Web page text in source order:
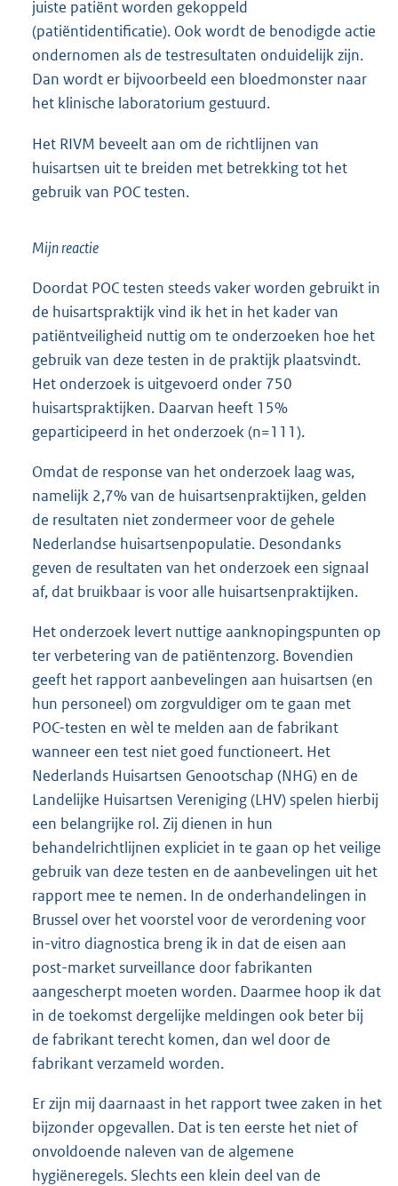
juiste patiënt worden gekoppeld
(patiëntidentificatie). Ook wordt de benodigde actie
ondernomen als de testresultaten onduidelijk zijn.
Dan wordt er bijvoorbeeld een bloedmonster naar
het klinische laboratorium gestuurd.
Het RIVM beveelt aan om de richtlijnen van
huisartsen uit te breiden met betrekking tot het
gebruik van POC testen.
Mijn reactie
Doordat POC testen steeds vaker worden gebruikt in
de huisartspraktijk vind ik het in het kader van
patiëntveiligheid nuttig om te onderzoeken hoe het
gebruik van deze testen in de praktijk plaatsvindt.
Het onderzoek is uitgevoerd onder 750
huisartspraktijken. Daarvan heeft 15%
geparticipeerd in het onderzoek (n=111).
Omdat de response van het onderzoek laag was,
namelijk 2,7% van de huisartsenpraktijken, gelden
de resultaten niet zondermeer voor de gehele
Nederlandse huisartsenpopulatie. Desondanks
geven de resultaten van het onderzoek een signaal
af, dat bruikbaar is voor alle huisartsenpraktijken.
Het onderzoek levert nuttige aanknopingspunten op
ter verbetering van de patiëntenzorg. Bovendien
geeft het rapport aanbevelingen aan huisartsen (en
hun personeel) om zorgvuldiger om te gaan met
POC-testen en wèl te melden aan de fabrikant
wanneer een test niet goed functioneert. Het
Nederlands Huisartsen Genootschap (NHG) en de
Landelijke Huisartsen Vereniging (LHV) spelen hierbij
een belangrijke rol. Zij dienen in hun
behandelrichtlijnen expliciet in te gaan op het veilige
gebruik van deze testen en de aanbevelingen uit het
rapport mee te nemen. In de onderhandelingen in
Brussel over het voorstel voor de verordening voor
in-vitro diagnostica breng ik in dat de eisen aan
post-market surveillance door fabrikanten
aangescherpt moeten worden. Daarmee hoop ik dat
in de toekomst dergelijke meldingen ook beter bij
de fabrikant terecht komen, dan wel door de
fabrikant verzameld worden.
Er zijn mij daarnaast in het rapport twee zaken in het
bijzonder opgevallen. Dat is ten eerste het niet of
onvoldoende naleven van de algemene
hygiëneregels. Slechts een klein deel van de